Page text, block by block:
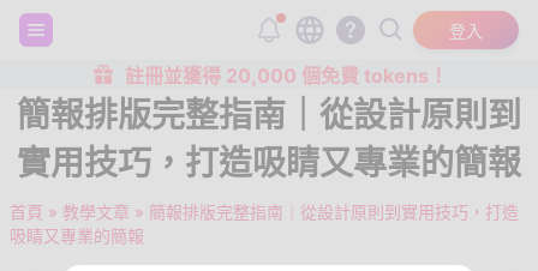
登入
註冊並獲得 20,000 個免費 tokens！
簡報排版完整指南｜從設計原則到
實用技巧，打造吸睛又專業的簡報
首頁 » 教學文章 » 簡報排版完整指南｜從設計原則到實用技巧，打造
吸睛又專業的簡報